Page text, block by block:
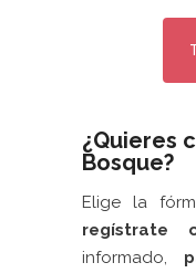
¿Quieres
Bosque?
Elige la
regístrate
informado,